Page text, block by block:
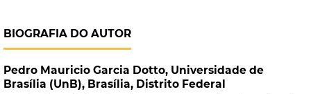
BIOGRAFIA DO AUTOR
Pedro Mauricio Garcia Dotto, Universidade de
Brasília (UnB), Brasília, Distrito Federal